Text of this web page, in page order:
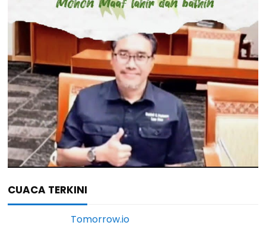
CUACA TERKINI